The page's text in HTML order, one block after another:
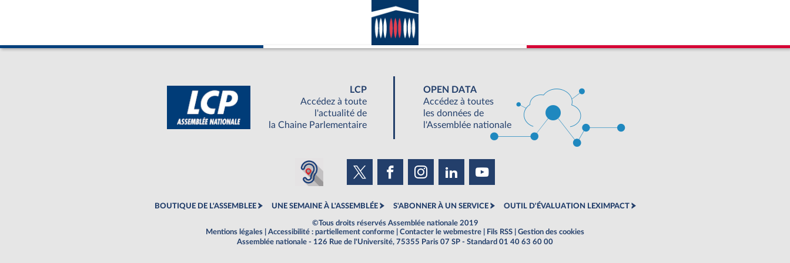
LCP
Accédez à toute
l'actualité de
la Chaine Parlementaire
OPEN DATA
Accédez à toutes
les données de
l'Assemblée nationale
BOUTIQUE DE L'ASSEMBLEE UNE SEMAINE À L'ASSEMBLÉE S'ABONNER À UN SERVICE OUTIL D'ÉVALUATION LEXIMPACT
©Tous droits réservés Assemblée nationale 2019
Mentions légales
Accessibilité : partiellement conforme Contacter le webmestre Fils RSS
Gestion des cookies
Assemblée nationale - 126 Rue de l'Université, 75355 Paris 07 SP - Standard 01 40 63 60 00